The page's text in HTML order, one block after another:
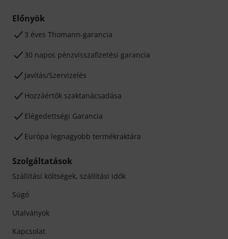
Előnyök
3 éves Thomann-garancia
30 napos pénzvisszafizetési garancia
Javítás/Szervizelés
Hozzáértők szaktanácsadása
Elégedettségi Garancia
Európa legnagyobb termékraktára
Szolgáltatások
Szállítási költségek, szállítási idők
Súgó
Utalványok
Kapcsolat